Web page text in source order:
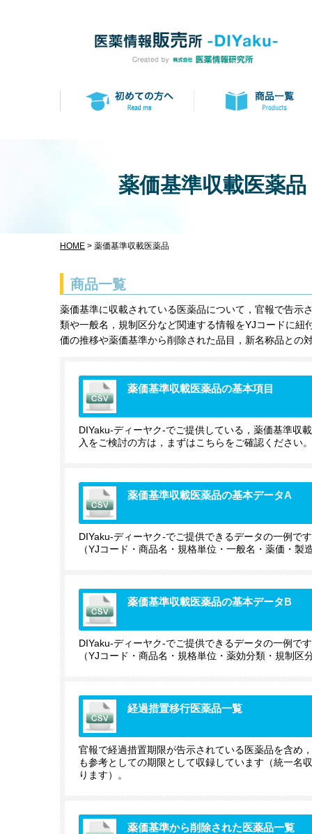
薬価基準収載医薬品
HOME > 薬価基準収載医薬品
商品一覧
薬価基準に収載されている医薬品について，官報で告示
類や一般名，規制区分など関連する情報をYJコードに
価の推移や薬価基準から削除された品目，新名称品との
薬価基準収載医薬品の基本項目
DIYaku-ディーヤク-でご提供している，薬価基準収
入をご検討の方は，まずはこちらをご確認ください。
薬価基準収載医薬品の基本データA
DIYaku-ディーヤク-でご提供できるデータの一例で
（YJコード・商品名・規格単位・一般名・薬価・製
薬価基準収載医薬品の基本データB
DIYaku-ディーヤク-でご提供できるデータの一例で
（YJコード・商品名・規格単位・薬効分類・規制
経過措置移行医薬品一覧
官報で経過措置期限が告示されている医薬品を含め
も参考としての期限として収録しています（統一名
ります）。
薬価基準から削除された医薬品一覧